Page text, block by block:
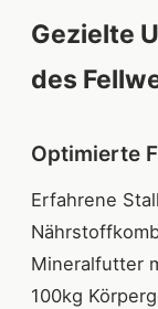
Gezielte
des
Optimierte
Erfahrene
Mineralfutter
100kg